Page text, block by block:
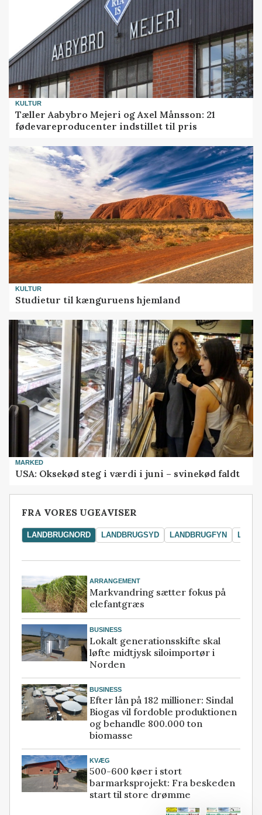
KULTUR
Tæller Aabybro Mejeri og Axel Månsson: 21
fødevareproducenter indstillet til pris
KULTUR
Studietur til kænguruens hjemland
MARKED
USA: Oksekød steg i værdi i juni – svinekød faldt
FRA VORES UGEAVISER
LANDBRUGNORD LANDBRUGSYD LANDBRUGFYN
ARRANGEMENT
Markvandring sætter fokus på
elefantgræs
BUSINESS
Lokalt generationsskifte skal
løfte midtjysk siloimportør i
Norden
BUSINESS
Efter lån på 182 millioner: Sindal
Biogas vil fordoble produktionen
og behandle 800.000 ton
biomasse
KVÆG
500-600 køer i stort
barmarksprojekt: Fra beskeden
start til store drømme